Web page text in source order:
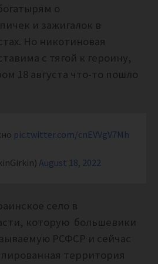
о
и зажигалок в
Но никотиновая
с тягой к героину,
18 августа что-то пошло
pic.twitter.com/cnEVVgV7Mh
August 18, 2022
село в
которую большевики
РСФСР и сейчас
территория